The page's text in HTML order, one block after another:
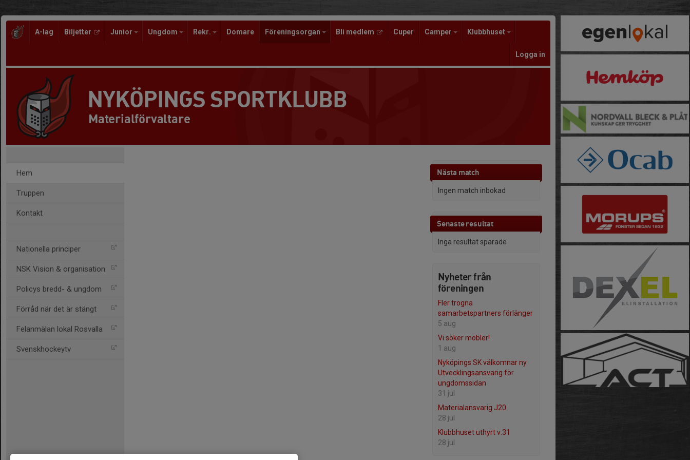
A-lag Biljetter Junior Ungdom Rekr. Domare Föreningsorgan Bli medlem Cuper Camper Klubbhuset
Logga in
NYKÖPINGS SPORTKLUBB
Materialförvaltare
Hem
Truppen
Kontakt
Nationella principer
NSK Vision & organisation
Policys bredd- & ungdom
Förråd när det är stängt
Felanmälan lokal Rosvalla
Svenskhockeytv
Nästa match
Ingen match inbokad
Senaste resultat
Inga resultat sparade
Nyheter från
föreningen
Fler trogna
samarbetspartners förlänger
5 aug
Vi söker möbler!
1 aug
Nyköpings SK välkomnar ny
Utvecklingsansvarig för
ungdomssidan
31 jul
Materialansvarig J20
28 jul
Klubbhuset uthyrt v.31
28 jul